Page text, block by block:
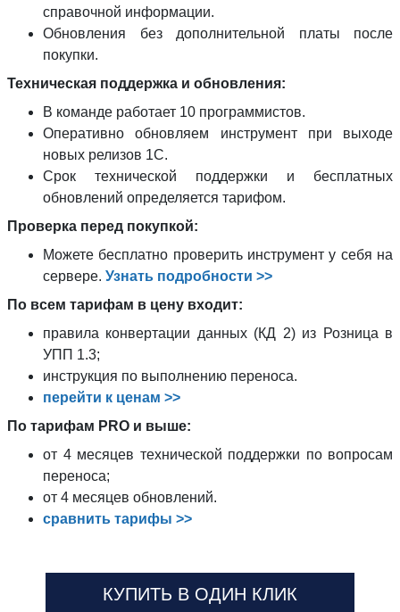
справочной информации.
Обновления без дополнительной платы после
покупки.
Техническая поддержка и обновления:
В команде работает 10 программистов.
Оперативно обновляем инструмент при выходе
новых релизов 1С.
Срок технической поддержки и бесплатных
обновлений определяется тарифом.
Проверка перед покупкой:
Можете бесплатно проверить инструмент у себя на
сервере. Узнать подробности >>
По всем тарифам в цену входит:
правила конвертации данных (КД 2) из Розница в
УПП 1.3;
инструкция по выполнению переноса.
перейти к ценам >>
По тарифам PRO и выше:
от 4 месяцев технической поддержки по вопросам
переноса;
от 4 месяцев обновлений.
сравнить тарифы >>
КУПИТЬ В ОДИН КЛИК